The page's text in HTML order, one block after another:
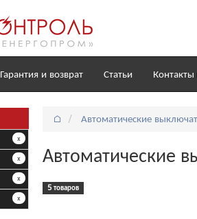
Гарантия и возврат Статьи
x
x
x
x
⌂ Автоматические
Автоматические
5 товаров